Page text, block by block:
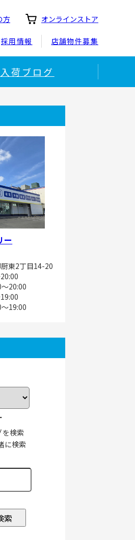
方 オンラインストア
採用情報 店舗物件募集
荷ブログ
ー
東2丁目14-20
20:00
19:00
を検索
に検索
索